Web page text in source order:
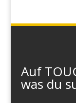
Auf
was du